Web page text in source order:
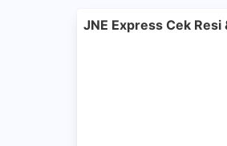
JNE Express Cek Resi